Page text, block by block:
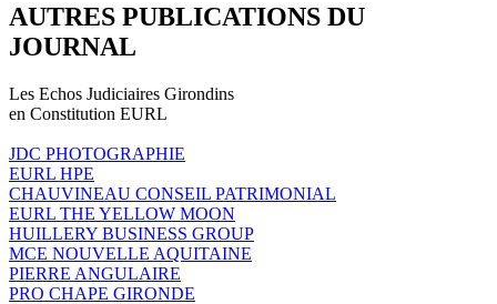
AUTRES PUBLICATIONS DU
JOURNAL
Les Echos Judiciaires Girondins
en Constitution EURL
JDC PHOTOGRAPHIE
EURL HPE
CHAUVINEAU CONSEIL PATRIMONIAL
EURL THE YELLOW MOON
HUILLERY BUSINESS GROUP
MCE NOUVELLE AQUITAINE
PIERRE ANGULAIRE
PRO CHAPE GIRONDE